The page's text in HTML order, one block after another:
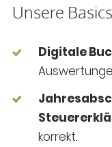
Unsere Basics
Digitale
korrekt.